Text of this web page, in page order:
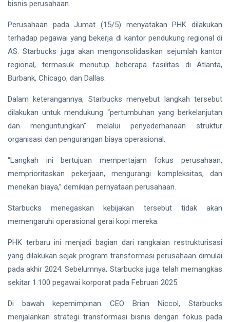
Disabilitas
Fasilkom
Unilak
Tembus
Pilmapres
Nasional
Aug,
2026
views
Siak Sri Indrapura
Prabowo Subianto
Indonesia
Donald Trump
PT IKPP Perawang
Politik
bisnis perusahaan.
Perusahaan pada Jumat (15/5) menyatakan PHK dilakukan
terhadap pegawai yang bekerja di kantor pendukung regional di
AS. Starbucks juga akan mengonsolidasikan sejumlah kantor
regional, termasuk menutup beberapa fasilitas di Atlanta,
Burbank, Chicago, dan Dallas.
Dalam keterangannya, Starbucks menyebut langkah tersebut
dilakukan untuk mendukung “pertumbuhan yang berkelanjutan
dan menguntungkan” melalui penyederhanaan struktur
organisasi dan pengurangan biaya operasional.
“Langkah ini bertujuan mempertajam fokus perusahaan,
memprioritaskan pekerjaan, mengurangi kompleksitas, dan
menekan biaya,” demikian pernyataan perusahaan.
Starbucks menegaskan kebijakan tersebut tidak akan
memengaruhi operasional gerai kopi mereka.
PHK terbaru ini menjadi bagian dari rangkaian restrukturisasi
yang dilakukan sejak program transformasi perusahaan dimulai
pada akhir 2024. Sebelumnya, Starbucks juga telah memangkas
sekitar 1.100 pegawai korporat pada Februari 2025.
Di bawah kepemimpinan CEO Brian Niccol, Starbucks
menjalankan strategi transformasi bisnis dengan fokus pada